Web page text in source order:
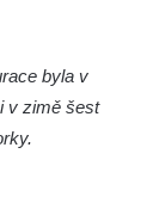
byla v
v zimě šest